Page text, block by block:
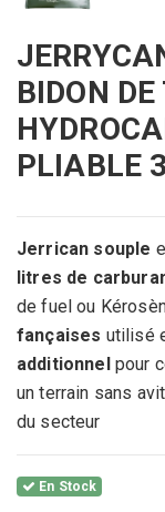
BIDON
PLIABLE
Jerrican souple
litres de
de fuel ou
fançaises utilisé
additionnel pour
un terrain sans
du secteur
En Stock